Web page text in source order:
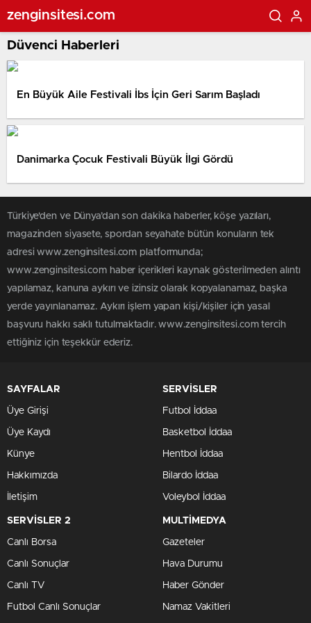
zenginsitesi.com
Düvenci Haberleri
En Büyük Aile Festivali İbs İçin Geri Sarım Başladı
Danimarka Çocuk Festivali Büyük İlgi Gördü
Türkiye'den ve Dünya’dan son dakika haberler, köşe yazıları,
magazinden siyasete, spordan seyahate bütün konuların tek
adresi www.zenginsitesi.com platformunda;
www.zenginsitesi.com haber içerikleri kaynak gösterilmeden alıntı
yapılamaz, kanuna aykırı ve izinsiz olarak kopyalanamaz, başka
yerde yayınlanamaz. Aykırı işlem yapan kişi/kişiler için yasal
başvuru hakkı saklı tutulmaktadır. www.zenginsitesi.com tercih
ettiğiniz için teşekkür ederiz.
SAYFALAR
Üye Girişi
Üye Kaydı
Künye
Hakkımızda
İletişim
SERVİSLER
Futbol İddaa
Basketbol İddaa
Hentbol İddaa
Bilardo İddaa
Voleybol İddaa
SERVİSLER 2
Canlı Borsa
Canlı Sonuçlar
Canlı TV
Futbol Canlı Sonuçlar
MULTİMEDYA
Gazeteler
Hava Durumu
Haber Gönder
Namaz Vakitleri